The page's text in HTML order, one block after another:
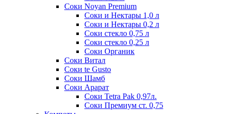
Соки Noyan Premium
Соки и Нектары 1,0 л
Соки и Нектары 0,2 л
Соки стекло 0,75 л
Соки стекло 0,25 л
Соки Органик
Соки Витал
Соки te Gusto
Соки Шамб
Соки Арарат
Соки Tetra Pak 0,97л.
Соки Премиум ст. 0,75